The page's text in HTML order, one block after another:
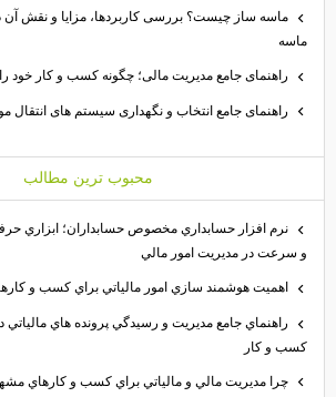
ماسه ساز چیست؟ بررسی کاربردها، مزایا و نقش آن
ماسه
راهنمای جامع مدیریت مالی؛ چگونه کسب و کار خود را
راهنمای جامع انتخاب و نگهداری سیستم های انتقال
محبوب ترين مطالب
نرم افزار حسابداري مخصوص حسابداران؛ ابزاري
و سرعت در مديريت امور مالي
اهميت هوشمند سازي امور مالياتي براي كسب و
راهنماي جامع مديريت و رسيدگي پرونده هاي مالياتي
كسب و كار
چرا مديريت مالي و مالياتي براي كسب و كارهاي مشهد